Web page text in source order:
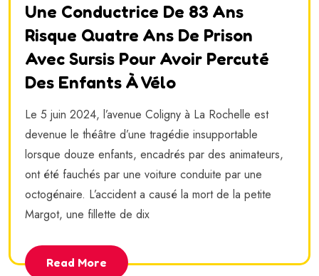
Une Conductrice De 83 Ans
Risque Quatre Ans De Prison
Avec Sursis Pour Avoir Percuté
Des Enfants À Vélo
Le 5 juin 2024, l’avenue Coligny à La Rochelle est
devenue le théâtre d’une tragédie insupportable
lorsque douze enfants, encadrés par des animateurs,
ont été fauchés par une voiture conduite par une
octogénaire. L’accident a causé la mort de la petite
Margot, une fillette de dix
Read More